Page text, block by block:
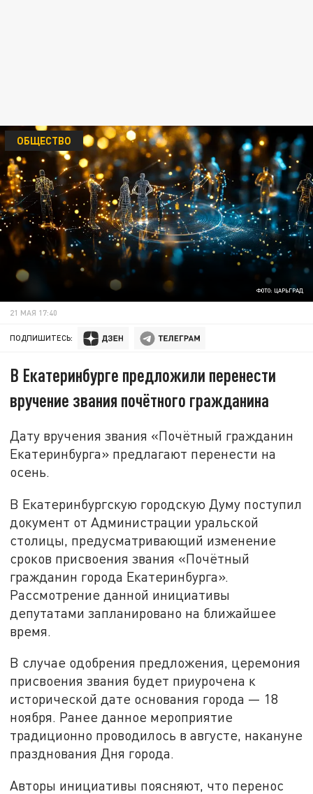
ФОТО: ЦАРЬГРАД
ОБЩЕСТВО
21 МАЯ 17:40
ПОДПИШИТЕСЬ:
В Екатеринбурге предложили перенести
вручение звания почётного гражданина
Дату вручения звания «Почётный гражданин
Екатеринбурга» предлагают перенести на
осень.
В Екатеринбургскую городскую Думу поступил
документ от Администрации уральской
столицы, предусматривающий изменение
сроков присвоения звания «Почётный
гражданин города Екатеринбурга».
Рассмотрение данной инициативы
депутатами запланировано на ближайшее
время.
В случае одобрения предложения, церемония
присвоения звания будет приурочена к
исторической дате основания города — 18
ноября. Ранее данное мероприятие
традиционно проводилось в августе, накануне
празднования Дня города.
Авторы инициативы поясняют, что перенос